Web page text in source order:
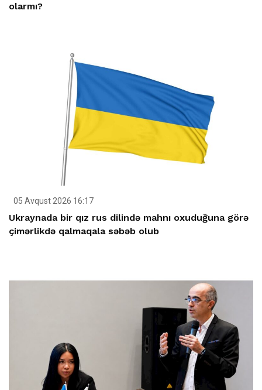
olarmı?
05 Avqust 2026 16:17
Ukraynada bir qız rus dilində mahnı oxuduğuna görə
çimərlikdə qalmaqala səbəb olub